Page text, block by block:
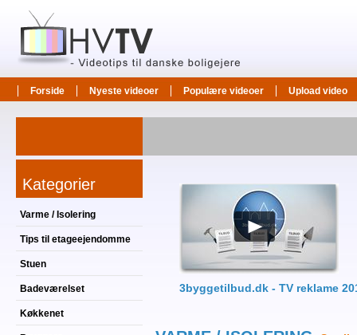
Forside Nyeste videoer Populære videoer Upload video
Kategorier
Varme / Isolering
Tips til etageejendomme
Stuen
Badeværelset
Køkkenet
3byggetilbud.dk - TV reklame